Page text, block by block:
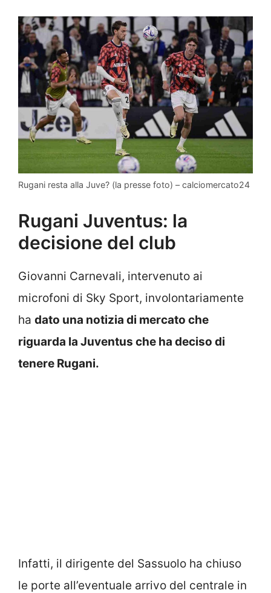
Rugani resta alla Juve? (la presse foto) – calciomercato24
Rugani Juventus: la
decisione del club
Giovanni Carnevali, intervenuto ai
microfoni di Sky Sport, involontariamente
ha dato una notizia di mercato che
riguarda la Juventus che ha deciso di
tenere Rugani.
Infatti, il dirigente del Sassuolo ha chiuso
le porte all’eventuale arrivo del centrale in